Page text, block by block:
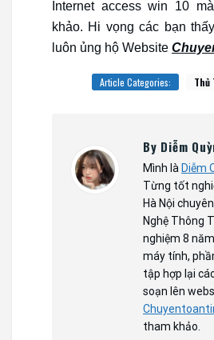
Internet access win 10
khảo. Hi vọng các bạn
luôn ủng hộ Website
Article Categories: Thủ
By Diễm
Mình là Diễm
Từng tốt
Hà Nội
Nghệ Thông
nghiệm 8
máy tính,
tập hợp lại
soạn lên
tham khảo.